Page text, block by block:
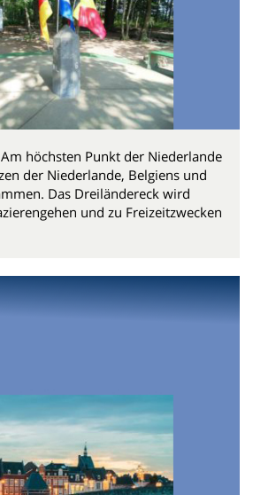
Am höchsten Punkt der Niederlande
der Niederlande, Belgiens und
Das Dreiländereck wird
und zu Freizeitzwecken